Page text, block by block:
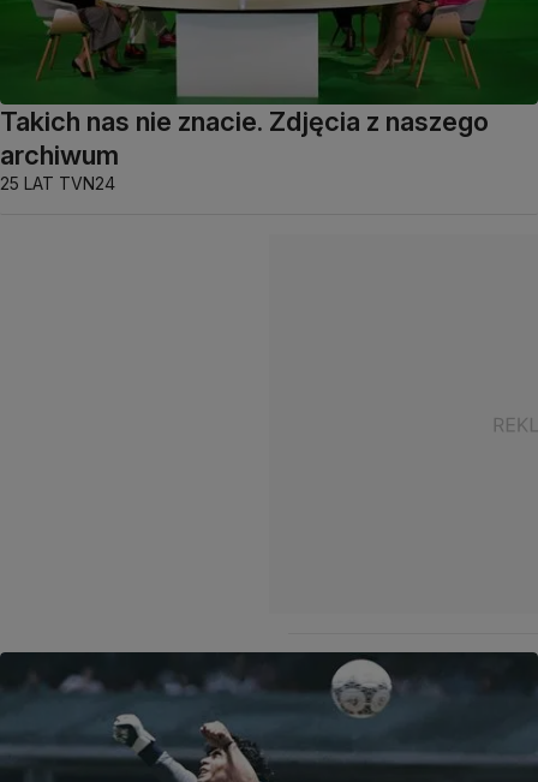
Takich nas nie znacie. Zdjęcia z naszego
archiwum
25 LAT TVN24